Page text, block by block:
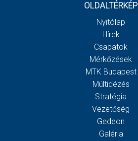
OLDALTÉRKÉP
Nyitólap
Hírek
Csapatok
Mérkőzések
MTK Budapest
Múltidézés
Stratégia
Vezetőség
Gedeon
Galéria